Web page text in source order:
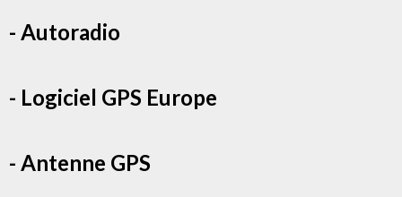
- Autoradio
- Logiciel GPS Europe
- Antenne GPS